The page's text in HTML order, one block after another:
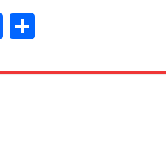
F
c ar